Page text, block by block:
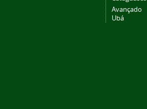
Avançado
Ubá